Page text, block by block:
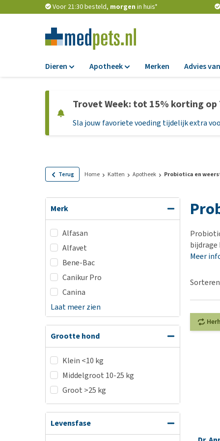
Voor 21:30 besteld, morgen in huis*
Dieren
Hondenbrokken
Natvoer
Graanvrij
Glutenvrij
Biologisch
Vegan
Apotheek
Vlooien en teken
Ontworming
Probiotica en
Medische
BARF
Puppy apotheek
Vuurwerkangst
Merken Advies
Trovet Week: tot 15% korting
Sla jouw favoriete voeding tijdelijk extra
Terug Home Katten Apotheek Probiotica en
Merk
Alfasan
Alfavet
Bene-Bac
Canikur Pro
Canina
Laat meer zien
Grootte hond
Klein <10 kg
Middelgroot 10-25 kg
Groot >25 kg
Levensfase
bijdrage
Meer